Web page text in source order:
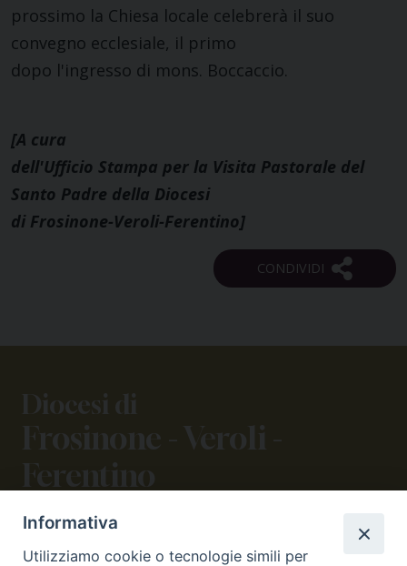
prossimo la Chiesa locale celebrerà il suo
convegno ecclesiale, il primo
dopo l'ingresso di mons. Boccaccio.
[A cura
dell'Ufficio Stampa per la Visita Pastorale del
Santo Padre della Diocesi
di Frosinone-Veroli-Ferentino]
Diocesi di
Frosinone - Veroli -
Ferentino
CONTATTI
Informativa
Utilizziamo cookie o tecnologie simili per